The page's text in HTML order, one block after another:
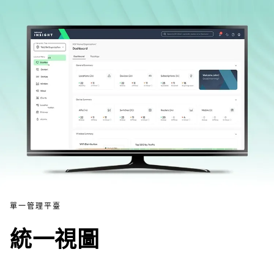
單一管理平臺
統一視圖